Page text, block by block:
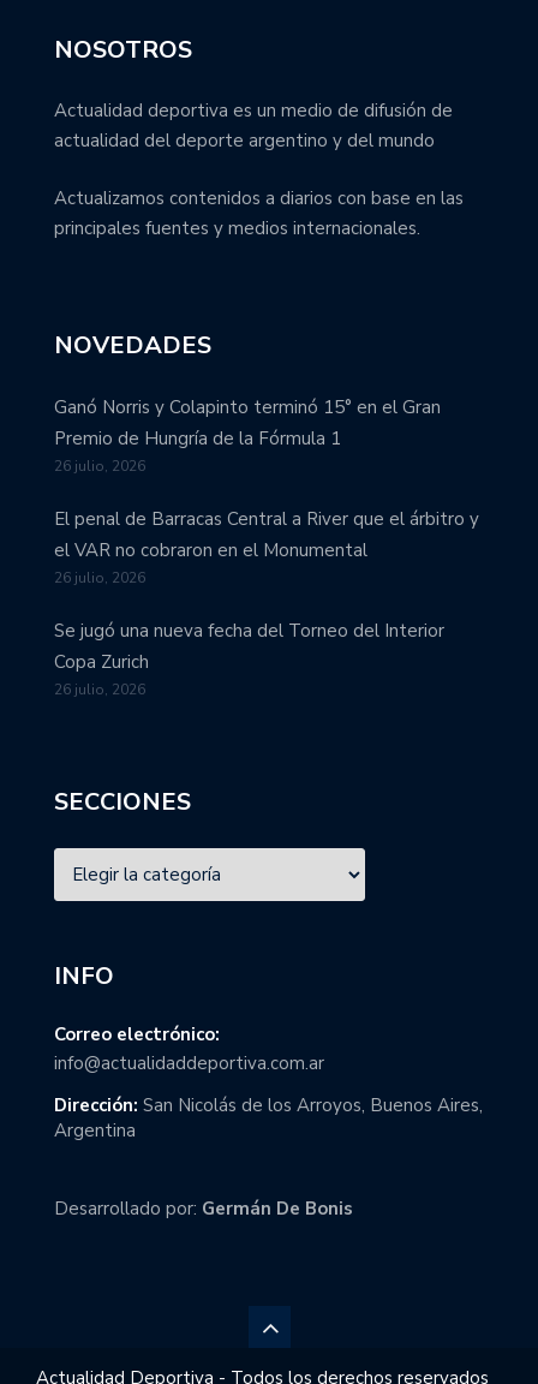
NOSOTROS
Actualidad deportiva es un medio de difusión de
actualidad del deporte argentino y del mundo
Actualizamos contenidos a diarios con base en las
principales fuentes y medios internacionales.
NOVEDADES
Ganó Norris y Colapinto terminó 15° en el Gran
Premio de Hungría de la Fórmula 1
26 julio, 2026
El penal de Barracas Central a River que el árbitro y
el VAR no cobraron en el Monumental
26 julio, 2026
Se jugó una nueva fecha del Torneo del Interior
Copa Zurich
26 julio, 2026
SECCIONES
INFO
Correo electrónico:
info@actualidaddeportiva.com.ar
Dirección: San Nicolás de los Arroyos, Buenos Aires,
Argentina
Desarrollado por: Germán De Bonis
Actualidad Deportiva - Todos los derechos reservados